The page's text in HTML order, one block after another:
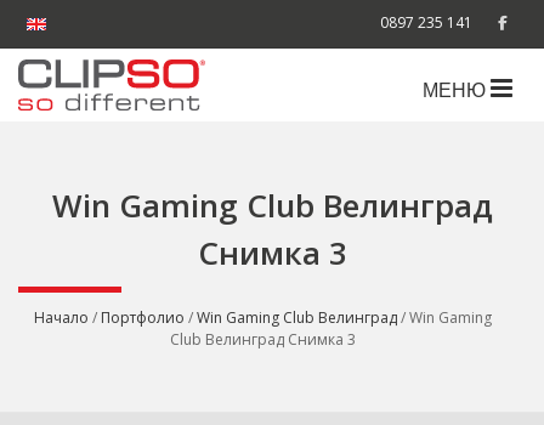
0897 235 141
МЕНЮ
Win Gaming Club Велинград
Снимка 3
Начало / Портфолио /Win Gaming Club Велинград/ Win Gaming
Club Велинград Снимка 3